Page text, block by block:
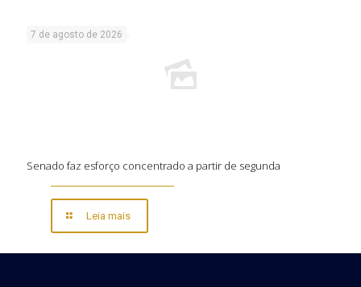
7 de agosto de 2026
Senado faz esforço concentrado a partir de segunda
Leia mais